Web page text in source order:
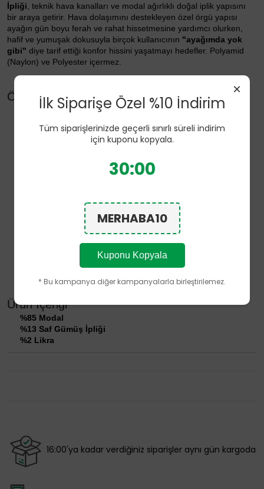
İpliği , teknik hava kanalları ve modal ağırlıklı doğal iplik yapısını
bir araya getirir. Hava dolaşımını destekleyen özel örgü yapısı
ayağın gün boyu ferah ve rahat hissetmesine yardımcı olurken,
hafif ve yumuşak dokusuyla birçok kullanıcının "ayağımda yok
gibi" diye tarif ettiği konfor hissini yaşatmayı hedefler. Polyamid
(Naylon) ve Polyester içermez.
Öne Çıkan Özellikler
Babet şıklığını patik konforuyla buluşturan No Show tasarımı
Ayakkabı dışında görünmeyen modern kesim
Ayaktan çıkmadan ve ayak altında toplanmadan konforlu
Dikişsiz burun tasarımı
Modal ağırlıklı doğal iplik yapısı
Polyamid (Naylon) ve Polyester içermez
Ürünün performans özellikleri, doğru kullanım ve bakım
koşullarında kullanım ömrü boyunca korunacak şekilde
Ürün İçeriği
%85 Modal
%13 Saf Gümüş İpliği
%2 Likra
16:00'ya kadar verdiğiniz siparişler aynı gün kargoda
×
İlk Siparişe Özel %10 İndirim
Tüm siparişlerinizde geçerli sınırlı süreli indirim
için kuponu kopyala.
30:00
MERHABA10
Kuponu Kopyala
* Bu kampanya diğer kampanyalarla birleştirilemez.